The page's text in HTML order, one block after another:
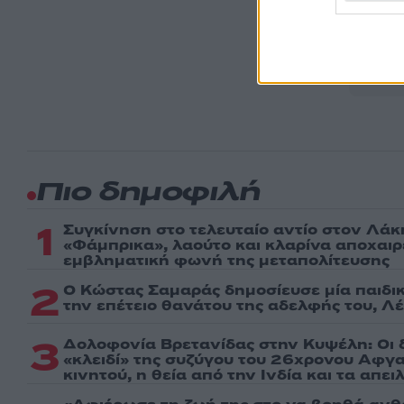
Πιο δημοφιλή
1 Συγκίνηση στο τελευταίο αντίο στον
«Φάμπρικα», λαούτο και κλαρίνα
εμβληματική φωνή της μεταπολίτευσης
2 Ο Κώστας Σαμαράς δημοσίευσε μία
την επέτειο θανάτου της αδελφής του,
3 Δολοφονία Βρετανίδας στην Κυψέλη: Οι
«κλειδί» της συζύγου του 26χρονου
κινητού, η θεία από την Ινδία και τα